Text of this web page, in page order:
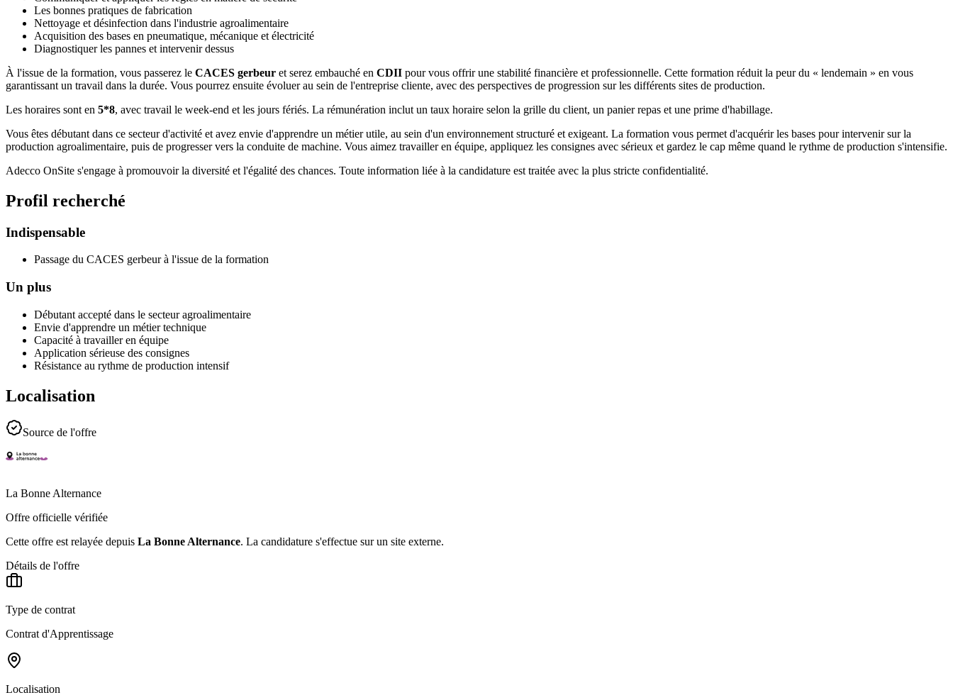
Les bonnes pratiques de fabrication
Nettoyage et désinfection dans l'industrie agroalimentaire
Acquisition des bases en pneumatique, mécanique et électricité
Diagnostiquer les pannes et intervenir dessus
À l'issue de la formation, vous passerez le CACES gerbeur et serez embauché en CDII pour vous offrir une stabilité financière et professionnelle. Cette formation réduit la peur du « lendemain » en vous
garantissant un travail dans la durée. Vous pourrez ensuite évoluer au sein de l'entreprise cliente, avec des perspectives de progression sur les différents sites de production.
Les horaires sont en 5*8, avec travail le week-end et les jours fériés. La rémunération inclut un taux horaire selon la grille du client, un panier repas et une prime d'habillage.
Vous êtes débutant dans ce secteur d'activité et avez envie d'apprendre un métier utile, au sein d'un environnement structuré et exigeant. La formation vous permet d'acquérir les bases pour intervenir sur la
production agroalimentaire, puis de progresser vers la conduite de machine. Vous aimez travailler en équipe, appliquez les consignes avec sérieux et gardez le cap même quand le rythme de production s'intensifie.
Adecco OnSite s'engage à promouvoir la diversité et l'égalité des chances. Toute information liée à la candidature est traitée avec la plus stricte confidentialité.
Profil recherché
Indispensable
Passage du CACES gerbeur à l'issue de la formation
Un plus
Débutant accepté dans le secteur agroalimentaire
Envie d'apprendre un métier technique
Capacité à travailler en équipe
Application sérieuse des consignes
Résistance au rythme de production intensif
Localisation
Source de l'offre
La Bonne Alternance
Offre officielle vérifiée
Cette offre est relayée depuis La Bonne Alternance. La candidature s'effectue sur un site externe.
Détails de l'offre
Type de contrat
Contrat d'Apprentissage
Localisation